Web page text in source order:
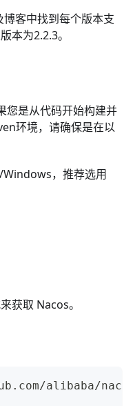
博客中找到每个版本支
本为2.2.3。
您是从代码开始构建并
环境，请确保是在以
，推荐选用
获取 Nacos。
alibaba/